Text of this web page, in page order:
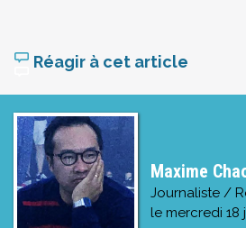
Réagir à cet article
Maxime
Journaliste /
le mercredi 18